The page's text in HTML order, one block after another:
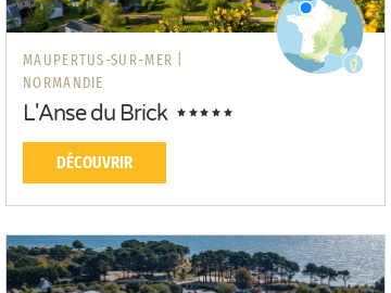
MAUPERTUS-SUR-MER |
NORMANDIE
L'Anse du Brick
DÉCOUVRIR